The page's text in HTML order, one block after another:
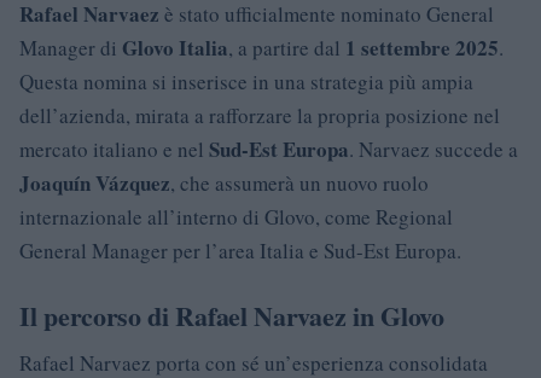
Rafael Narvaez è stato ufficialmente nominato General
Manager di Glovo Italia, a partire dal 1 settembre 2025.
Questa nomina si inserisce in una strategia più ampia
dell’azienda, mirata a rafforzare la propria posizione nel
mercato italiano e nel Sud-Est Europa. Narvaez succede a
Joaquín Vázquez, che assumerà un nuovo ruolo
internazionale all’interno di Glovo, come Regional
General Manager per l’area Italia e Sud-Est Europa.
Il percorso di Rafael Narvaez in Glovo
Rafael Narvaez porta con sé un’esperienza consolidata